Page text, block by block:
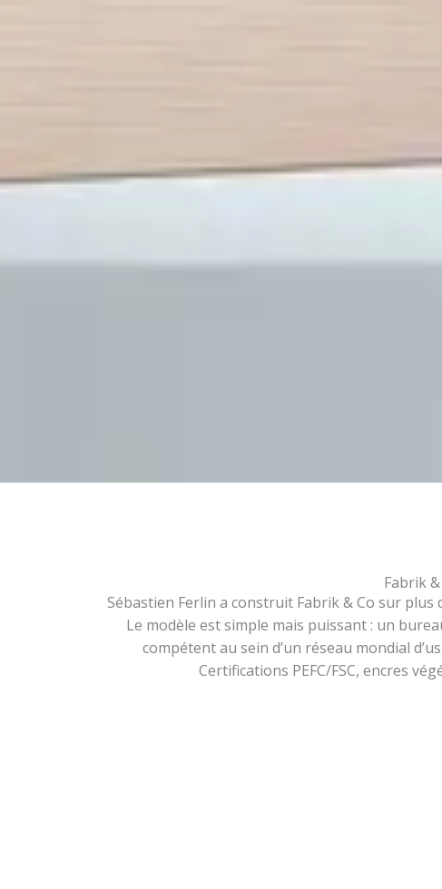
Fabrik
Sébastien Ferlin a construit Fabrik & Co sur
Le modèle est simple mais puissant : un
compétent au sein d’un réseau mondial
Certifications PEFC/FSC, encres